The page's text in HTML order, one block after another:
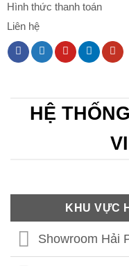
Hình thức thanh toán
Liên hệ
HỆ
KHU VỰC
Showroom Hải